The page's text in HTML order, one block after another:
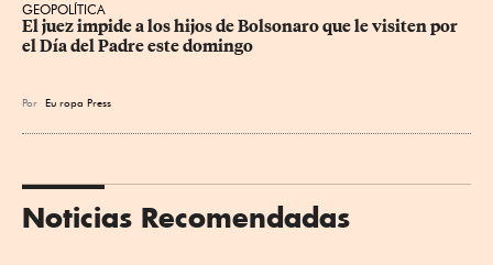
GEOPOLÍTICA
El juez impide a los hijos de Bolsonaro que le visiten por
el Día del Padre este domingo
Por Eu ropa Press
Noticias Recomendadas